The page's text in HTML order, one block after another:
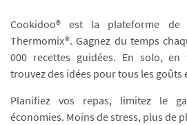
Cookidoo® est la plateforme de
Thermomix®. Gagnez du temps
000 recettes guidées. En solo,
trouvez des idées pour tous les goûts
Planifiez vos repas, limitez le
économies. Moins de stress, plus de